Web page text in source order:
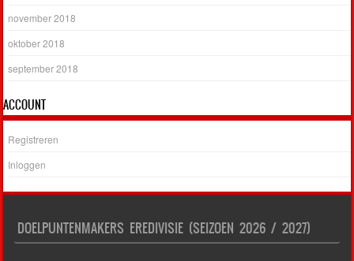
november 2018
oktober 2018
september 2018
ACCOUNT
Registreren
Inloggen
DOELPUNTENMAKERS EREDIVISIE (SEIZOEN 2026 / 2027)